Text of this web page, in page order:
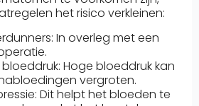
het risico verkleinen:
In overleg met een
Hoge bloeddruk kan
vergroten.
Dit helpt het bloeden te